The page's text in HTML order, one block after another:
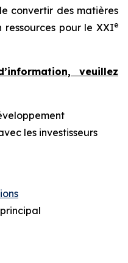
convertir des matières
pour le XXIe
veuillez
les investisseurs